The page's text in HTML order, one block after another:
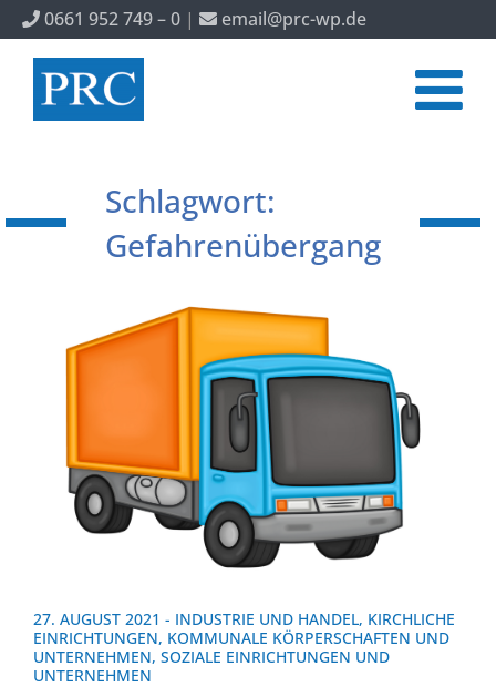
0661 952 749 – 0 | email@prc-wp.de
Schlagwort:
Gefahrenübergang
27. AUGUST 2021 - INDUSTRIE UND HANDEL, KIRCHLICHE
EINRICHTUNGEN, KOMMUNALE KÖRPERSCHAFTEN UND
UNTERNEHMEN, SOZIALE EINRICHTUNGEN UND
UNTERNEHMEN